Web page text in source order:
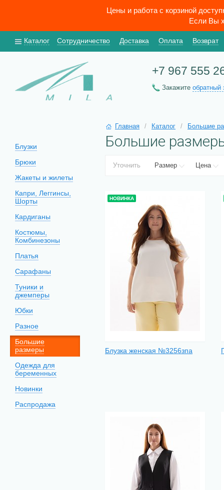
Цены и работа с корзиной
Если Вы
Каталог Сотрудничество Доставка Оплата Возврат
+7 967 555
Закажите обратный
Блузки
Брюки
Жакеты и жилеты
Капри, Леггинсы,
Шорты
Кардиганы
Костюмы,
Комбинезоны
Платья
Сарафаны
Туники и
джемперы
Юбки
Разное
Большие
размеры
Одежда для
беременных
Новинки
Распродажа
Главная / Каталог / Большие
Большие
Уточнить Размер Цена
НОВИНКА
Блузка женская №3256зпа